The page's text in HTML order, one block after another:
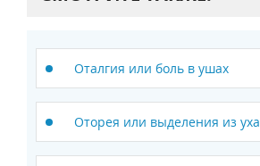
Оталгия или боль в ушах
Оторея или выделения из уха